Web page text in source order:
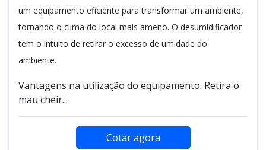
um equipamento eficiente para transformar um ambiente,
tornando o clima do local mais ameno. O desumidificador
tem o intuito de retirar o excesso de umidade do
ambiente.
Vantagens na utilização do equipamento. Retira o
mau cheir...
Cotar agora